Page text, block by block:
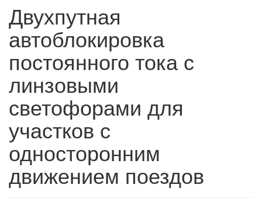
Двухпутная
автоблокировка
постоянного тока с
линзовыми
светофорами для
участков с
односторонним
движением поездов